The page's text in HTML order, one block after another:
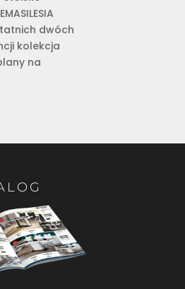
dwóch
kolekcja
na